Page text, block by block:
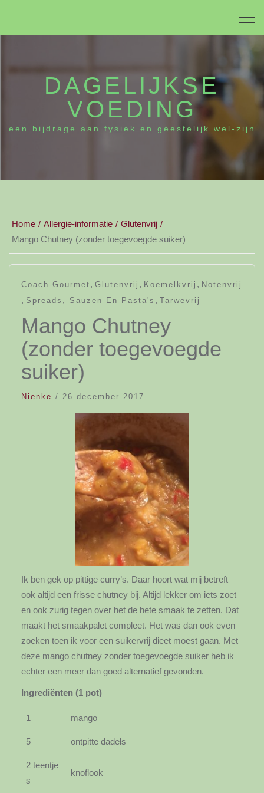
DAGELIJKSE
VOEDING
een bijdrage aan fysiek en geestelijk wel-zijn
Home Allergie-informatie
Glutenvrij
Mango Chutney (zonder toegevoegde suiker)
Coach-Gourmet , Glutenvrij , Koemelkvrij , Notenvrij
, Spreads, Sauzen En Pasta's , Tarwevrij
Mango Chutney
(zonder toegevoegde
suiker)
Nienke / 26 december 2017
Ik ben gek op pittige curry’s. Daar hoort wat mij betreft
ook altijd een frisse chutney bij. Altijd lekker om iets zoet
en ook zurig tegen over het de hete smaak te zetten. Dat
maakt het smaakpalet compleet. Het was dan ook even
zoeken toen ik voor een suikervrij dieet moest gaan. Met
deze mango chutney zonder toegevoegde suiker heb ik
echter een meer dan goed alternatief gevonden.
Ingrediënten (1 pot)
1 mango
5 ontpitte dadels
2 teentje
s
knoflook